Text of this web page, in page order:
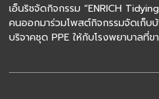
เอ็นริชจัดกิจกรรม “ENRICH
คนออกมาร่วมโพสต์กิจกรรมจัดเก็บบ้
บริจาคชุด PPE ให้กับโรงพยาบาลที่